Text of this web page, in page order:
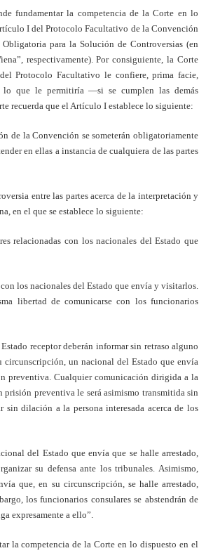
fundamentar la competencia de la Corte en lo
I del Protocolo Facultativo de la Convención
para la Solución de Controversias (en
respectivamente). Por consiguiente, la Corte
Protocolo Facultativo le confiere, prima facie,
lo que le permitiría —si se cumplen las demás
recuerda que el Artículo I establece lo siguiente:
de la Convención se someterán obligatoriamente
en ellas a instancia de cualquiera de las partes
entre las partes acerca de la interpretación y
en el que se establece lo siguiente:
relacionadas con los nacionales del Estado que
los nacionales del Estado que envía y visitarlos.
libertad de comunicarse con los funcionarios
receptor deberán informar sin retraso alguno
circunscripción, un nacional del Estado que envía
preventiva. Cualquier comunicación dirigida a la
prisión preventiva le será asimismo transmitida sin
sin dilación a la persona interesada acerca de los
del Estado que envía que se halle arrestado,
su defensa ante los tribunales. Asimismo,
que, en su circunscripción, se halle arrestado,
los funcionarios consulares se abstendrán de
expresamente a ello”.
la competencia de la Corte en lo dispuesto en el